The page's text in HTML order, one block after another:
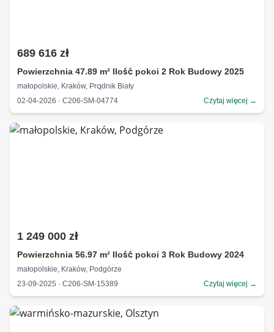
689 616 zł
Powierzchnia 47.89 m² Ilość pokoi 2 Rok Budowy 2025
małopolskie, Kraków, Prądnik Biały
02-04-2026 · C206-SM-04774
Czytaj więcej →
1 249 000 zł
Powierzchnia 56.97 m² Ilość pokoi 3 Rok Budowy 2024
małopolskie, Kraków, Podgórze
23-09-2025 · C206-SM-15389
Czytaj więcej →